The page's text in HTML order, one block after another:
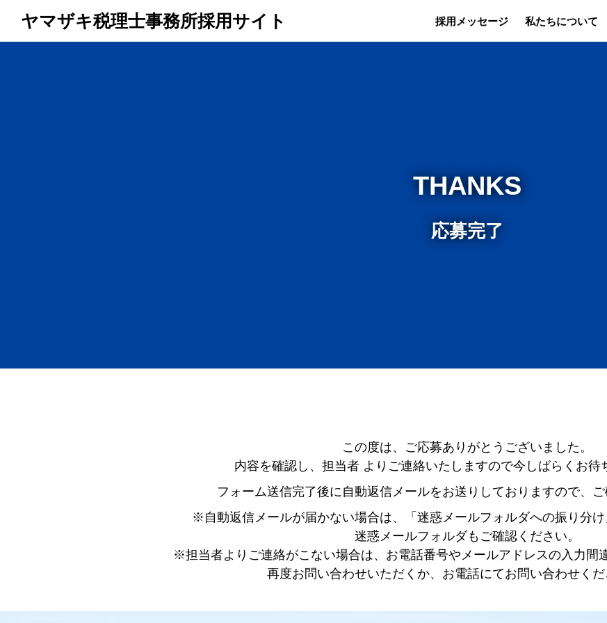
ヤマザキ税理士事務所採用サイト 採用 メッセージ 私たちについて
THANKS
応募完了
この度は、ご応募ありがとうございました。
内容を確認し、担当者 よりご連絡いたしますので今しばらくお待
フォーム送信完了後に自動返信メールをお送りしておりますので、ご
※自動返信メールが届かない場合は、「迷惑メールフォルダへの振り分け
迷惑メールフォルダもご確認ください。
※担当者よりご連絡がこない場合は、お電話番号やメールアドレスの入力間
再度お問い合わせいただくか、お電話にてお問い合わせくだ